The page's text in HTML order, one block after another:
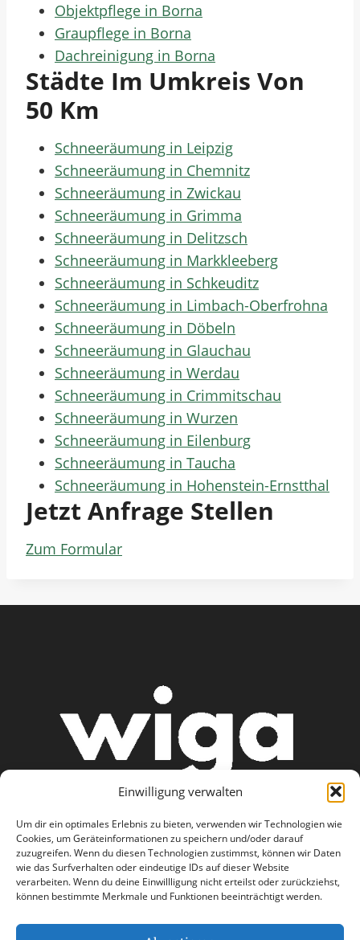
Einwilligung verwalten
Um dir ein optimales Erlebnis zu bieten, verwenden wir Technologien wie
Cookies, um Geräteinformationen zu speichern und/oder darauf
zuzugreifen. Wenn du diesen Technologien zustimmst, können wir Daten
wie das Surfverhalten oder eindeutige IDs auf dieser Website
verarbeiten. Wenn du deine Einwillligung nicht erteilst oder zurückziehst,
können bestimmte Merkmale und Funktionen beeinträchtigt werden.
Objektpflege in Borna
Graupflege in Borna
Dachreinigung in Borna
Städte Im Umkreis Von
50 Km
Schneeräumung in Leipzig
Schneeräumung in Chemnitz
Schneeräumung in Zwickau
Schneeräumung in Grimma
Schneeräumung in Delitzsch
Schneeräumung in Markkleeberg
Schneeräumung in Schkeuditz
Schneeräumung in Limbach-Oberfrohna
Schneeräumung in Döbeln
Schneeräumung in Glauchau
Schneeräumung in Werdau
Schneeräumung in Crimmitschau
Schneeräumung in Wurzen
Schneeräumung in Eilenburg
Schneeräumung in Taucha
Schneeräumung in Hohenstein-Ernstthal
Jetzt Anfrage Stellen
Zum Formular
AGB
Datenschutzerklärung
Haftungsausschluss
Impressum